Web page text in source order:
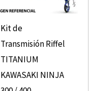
Kit de
Transmisión Riffel
TITANIUM
KAWASAKI NINJA